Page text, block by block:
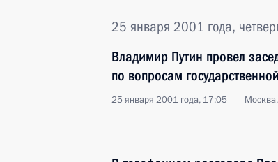
25 января 2001 года,
Владимир Путин провел
по вопросам
25 января 2001 года, 17:05